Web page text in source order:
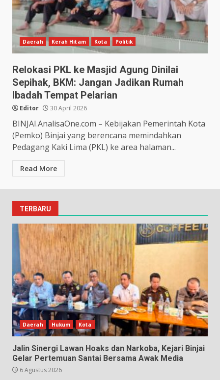
Daerah Kerah Hitam Kota Politik
Relokasi PKL ke Masjid Agung Dinilai
Sepihak, BKM: Jangan Jadikan Rumah
Ibadah Tempat Pelarian
Editor 30 April 2026
BINJAI.AnalisaOne.com – Kebijakan Pemerintah Kota
(Pemko) Binjai yang berencana memindahkan
Pedagang Kaki Lima (PKL) ke area halaman...
Read More
TERBARU
Daerah Hukum Kota
Jalin Sinergi Lawan Hoaks dan Narkoba, Kejari Binjai
Gelar Pertemuan Santai Bersama Awak Media
6 Agustus 2026